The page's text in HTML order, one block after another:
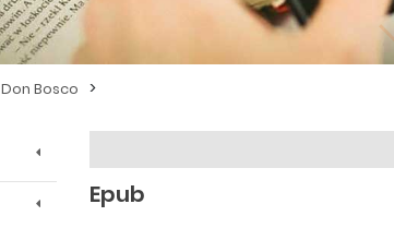
Don Bosco >
Epub